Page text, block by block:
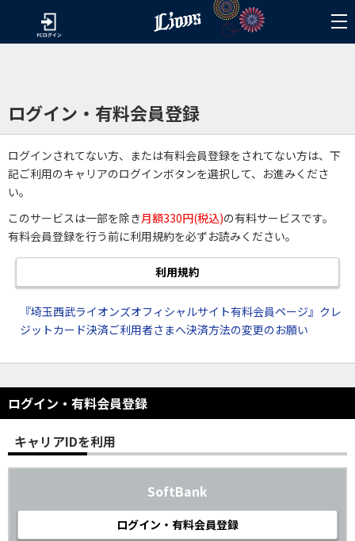
ログイン・有料会員登録
ログインされてない方、または有料会員登録をされてない方は、下
記ご利用のキャリアのログインボタンを選択して、お進みくださ
い。
このサービスは一部を除き月額330円(税込)の有料サービスです。
有料会員登録を行う前に利用規約を必ずお読みください。
利用規約
『埼玉西武ライオンズオフィシャルサイト有料会員ページ』クレ
ジットカード決済ご利用者さまへ決済方法の変更のお願い
ログイン・有料会員登録
キャリアIDを利用
SoftBank
ログイン・有料会員登録